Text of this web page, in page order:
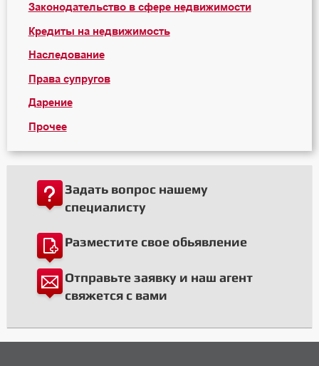
Законодательство в сфере недвижимости
Кредиты на недвижимость
Наследование
Права супругов
Дарение
Прочее
Задать вопрос нашему
специалисту
Разместите свое обьявление
Отправьте заявку и наш агент
свяжется с вами